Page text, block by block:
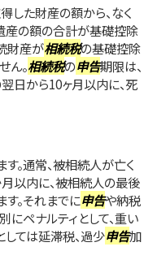
した財産の額から、なく
産の額の合計が基礎控除
財産が相続税の基礎控除
ん。相続税の申告期限は、
日から10ヶ月以内に、死
。通常、被相続人が亡く
以内に、被相続人の最後
。それまでに申告や納税
にペナルティとして、重い
しては延滞税、過少申告加